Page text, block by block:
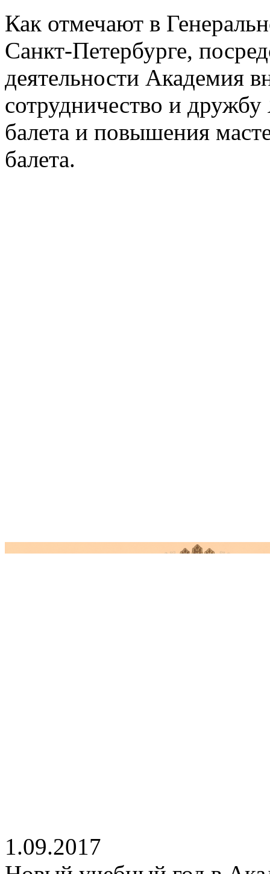
Как отмечают в
Санкт-Петербурге,
деятельности Академия
сотрудничество и
балета и повышения
балета.
1.09.2017